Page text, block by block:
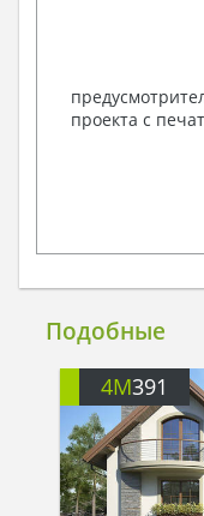
проекта с
Подобные
4M391